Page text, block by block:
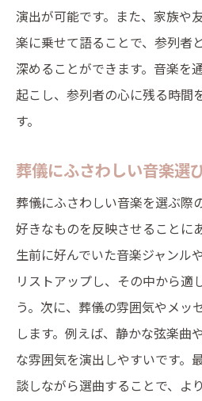
演出が可能です。また、家族や
楽に乗せて語ることで、参列者
深めることができます。音楽を
起こし、参列者の心に残る時間
す。
葬儀にふさわしい音楽選
葬儀にふさわしい音楽を選ぶ際
好きなものを反映させることに
生前に好んでいた音楽ジャンル
リストアップし、その中から適
う。次に、葬儀の雰囲気やメッ
します。例えば、静かな弦楽曲
な雰囲気を演出しやすいです。
談しながら選曲することで、よ